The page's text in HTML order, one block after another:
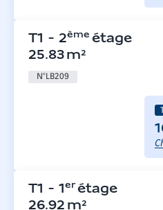
T1 - 2ème étage
25.83 m²
N°LB209
T1 - 1er étage
26.92 m²